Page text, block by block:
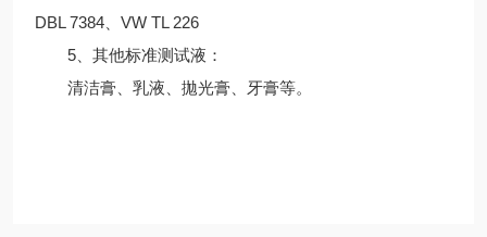
DBL 7384、VW TL 226
5、其他标准测试液：
清洁膏、乳液、拋光膏、牙膏等。